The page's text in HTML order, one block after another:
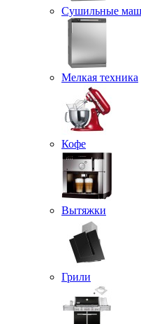
Сушильные
Мелкая техника
Кофе
Вытяжки
Грили